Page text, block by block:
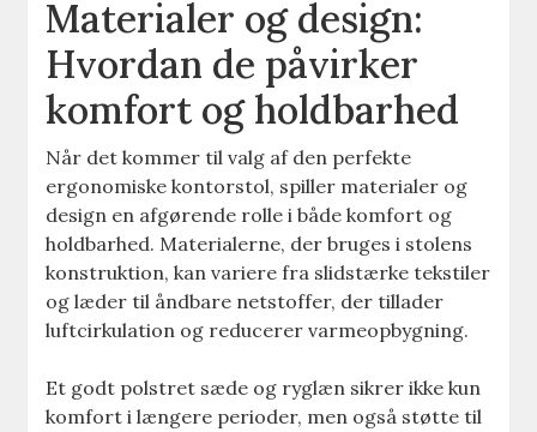
Materialer og design:
Hvordan de påvirker
komfort og holdbarhed
Når det kommer til valg af den perfekte
ergonomiske kontorstol, spiller materialer og
design en afgørende rolle i både komfort og
holdbarhed. Materialerne, der bruges i stolens
konstruktion, kan variere fra slidstærke tekstiler
og læder til åndbare netstoffer, der tillader
luftcirkulation og reducerer varmeopbygning.
Et godt polstret sæde og ryglæn sikrer ikke kun
komfort i længere perioder, men også støtte til